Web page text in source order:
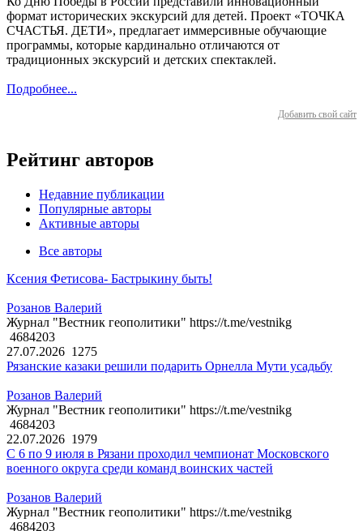
формат исторических экскурсий для детей. Проект «ТОЧКА
СЧАСТЬЯ. ДЕТИ», предлагает иммерсивные обучающие
программы, которые кардинально отличаются от
традиционных экскурсий и детских спектаклей.
Подробнее...
Добавить свой сайт
Рейтинг авторов
Недавние публикации
Популярные авторы
Активные авторы
Все авторы
Ксения Фетисова- Бастрыкину быть!
Розанов Валерий
Журнал "Вестник геополитики" https://t.me/vestnikg
4684203
27.07.2026 1275
Рязанские казаки решили подарить Орнелла Мути усадьбу
Розанов Валерий
Журнал "Вестник геополитики" https://t.me/vestnikg
4684203
22.07.2026 1979
С 6 по 9 июля в Рязани проходил чемпионат Московского
военного округа среди команд воинских частей
Розанов Валерий
Журнал "Вестник геополитики" https://t.me/vestnikg
4684203